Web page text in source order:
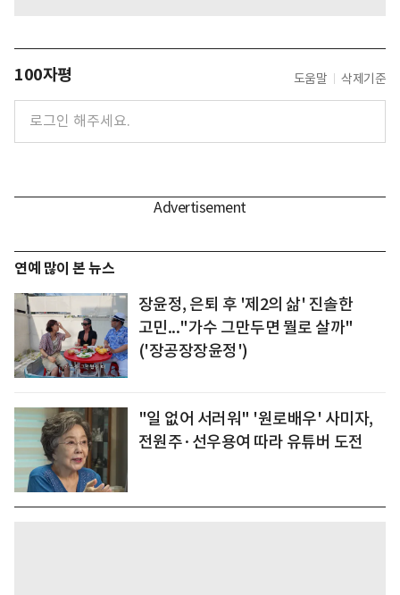
100자평 도움말 삭제기준
연예 많이 본 뉴스
장윤정, 은퇴 후 '제2의 삶' 진솔한
고민..."가수 그만두면 뭘로 살까"
('장공장장윤정')
"일 없어 서러워" '원로배우' 사미자,
전원주·선우용여 따라 유튜버 도전